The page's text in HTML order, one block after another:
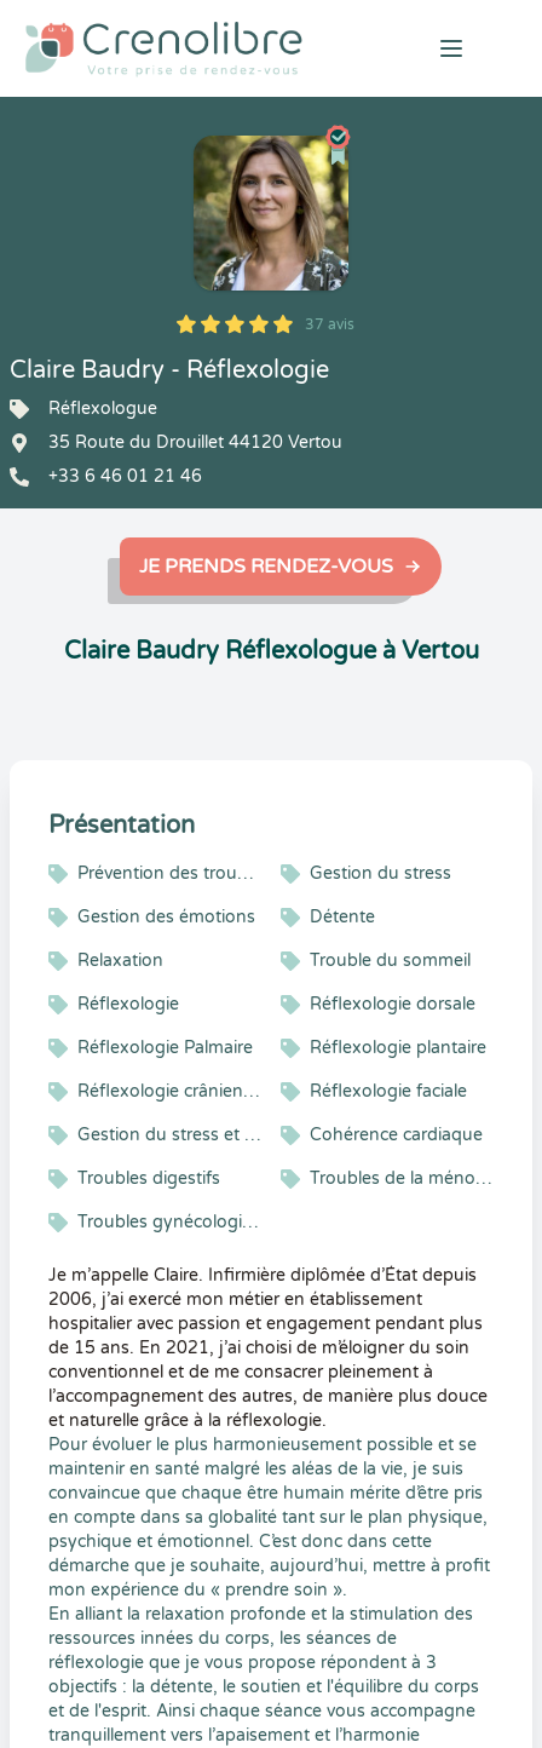
Open
5
1
5
37 37 avis
Claire Baudry - Réflexologie
Réflexologue
35 Route du Drouillet 44120 Vertou
+33 6 46 01 21 46
JE PRENDS RENDEZ-VOUS
Claire Baudry Réflexologue à Vertou
Présentation
Prévention des troubles musculo-squelettiques Gestion du stress
Gestion des émotions Détente
Relaxation Trouble du sommeil
Réflexologie Réflexologie dorsale
Réflexologie Palmaire Réflexologie plantaire
Réflexologie crânienne Réflexologie faciale
Gestion du stress et gestion émotionnelle Cohérence cardiaque
Troubles digestifs Troubles de la ménopause
Troubles gynécologiques
Je m’appelle Claire. Infirmière diplômée d’État depuis
2006, j’ai exercé mon métier en établissement
hospitalier avec passion et engagement pendant plus
de 15 ans. En 2021, j’ai choisi de m’éloigner du soin
conventionnel et de me consacrer pleinement à
l’accompagnement des autres, de manière plus douce
et naturelle grâce à la réflexologie.
Pour évoluer le plus harmonieusement possible et se
maintenir en santé malgré les aléas de la vie, je suis
convaincue que chaque être humain mérite d’être pris
en compte dans sa globalité tant sur le plan physique,
psychique et émotionnel. C’est donc dans cette
démarche que je souhaite, aujourd’hui, mettre à profit
mon expérience du « prendre soin ».
En alliant la relaxation profonde et la stimulation des
ressources innées du corps, les séances de
réflexologie que je vous propose répondent à 3
objectifs : la détente, le soutien et l'équilibre du corps
et de l'esprit. Ainsi chaque séance vous accompagne
tranquillement vers l’apaisement et l’harmonie